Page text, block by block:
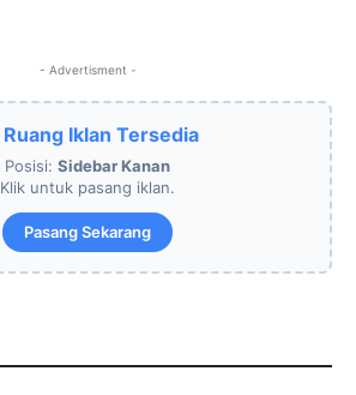
- Advertisment -
Ruang Iklan Tersedia
Posisi: Sidebar Kanan
Klik untuk pasang iklan.
Pasang Sekarang